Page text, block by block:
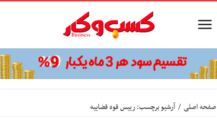
صفحه اصلی / آرشیو برچسب: رييس قوه قضاييه